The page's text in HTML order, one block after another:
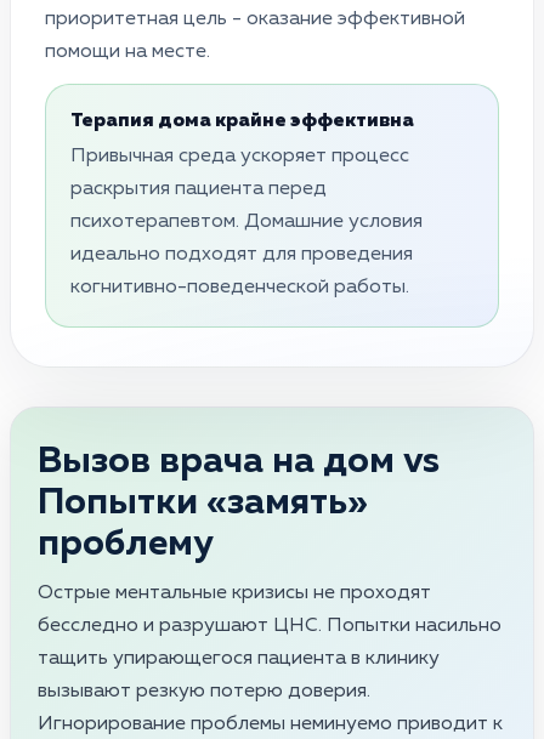
приоритетная цель - оказание эффективной
помощи на месте.
Терапия дома крайне эффективна
Привычная среда ускоряет процесс
раскрытия пациента перед
психотерапевтом. Домашние условия
идеально подходят для проведения
когнитивно-поведенческой работы.
Вызов врача на дом vs
Попытки «замять»
проблему
Острые ментальные кризисы не проходят
бесследно и разрушают ЦНС. Попытки насильно
тащить упирающегося пациента в клинику
вызывают резкую потерю доверия.
Игнорирование проблемы неминуемо приводит к